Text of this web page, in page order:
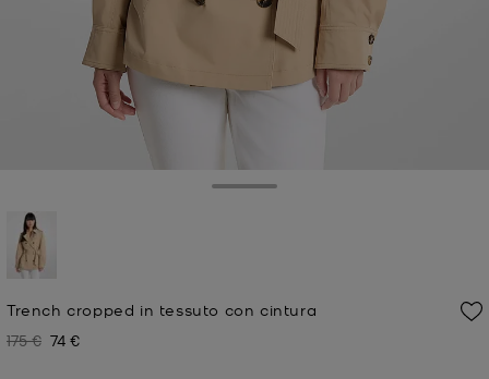
Trench cropped in tessuto con cintura
Prezzo iniziale
175 € Prezzo attuale
74 €